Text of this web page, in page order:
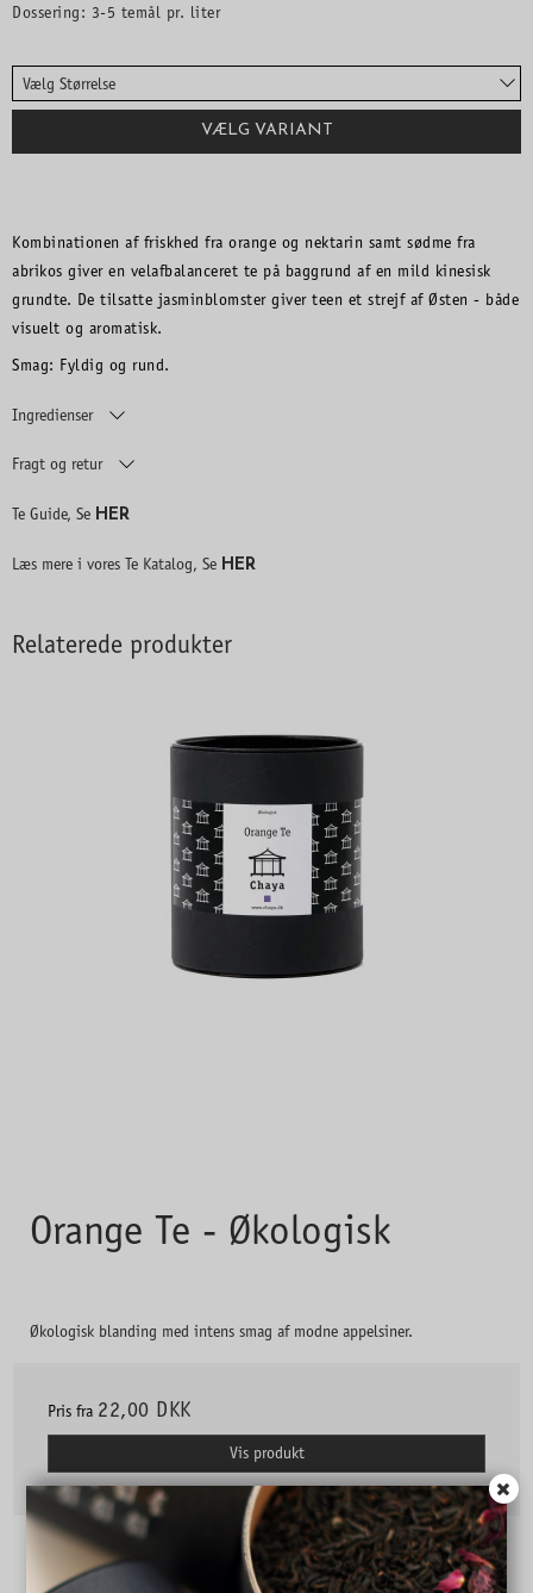
Dossering: 3-5 temål pr. liter
Vælg Størrelse
VÆLG VARIANT
Kombinationen af friskhed fra orange og nektarin samt sødme fra
abrikos giver en velafbalanceret te på baggrund af en mild kinesisk
grundte. De tilsatte jasminblomster giver teen et strejf af Østen - både
visuelt og aromatisk.
Smag: Fyldig og rund.
Ingredienser
Fragt og retur
Te Guide, Se HER
Læs mere i vores Te Katalog, Se HER
Relaterede produkter
Orange Te - Økologisk
Økologisk blanding med intens smag af modne appelsiner.
Pris fra 22,00 DKK
Vis produkt